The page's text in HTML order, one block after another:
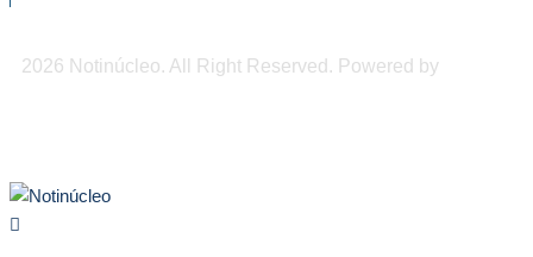
2026 Notinúcleo. All Right Reserved. Powered by